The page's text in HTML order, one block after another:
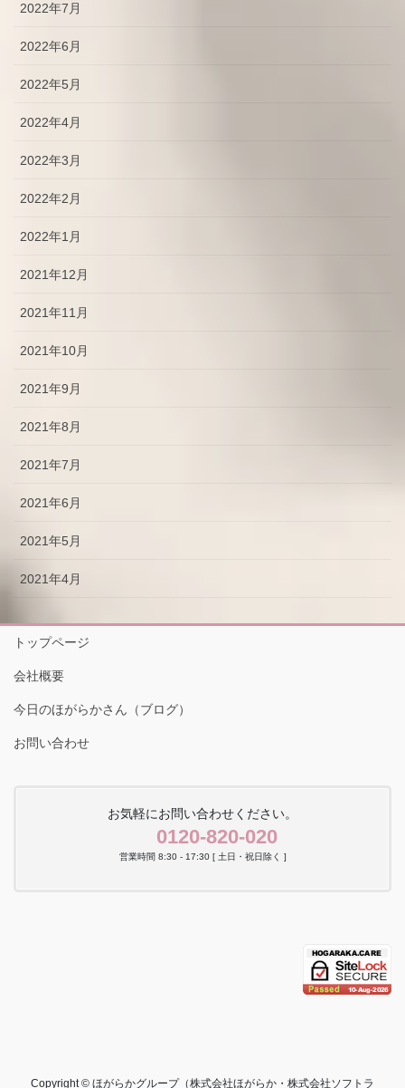
2022年7月
2022年6月
2022年5月
2022年4月
2022年3月
2022年2月
2022年1月
2021年12月
2021年11月
2021年10月
2021年9月
2021年8月
2021年7月
2021年6月
2021年5月
2021年4月
トップページ
会社概要
今日のほがらかさん（ブログ）
お問い合わせ
お気軽にお問い合わせください。
0120-820-020
営業時間 8:30 - 17:30 [ 土日・祝日除く ]
Copyright © ほがらかグループ（株式会社ほがらか・株式会社ソフトラ